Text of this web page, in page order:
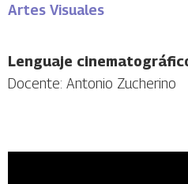
Artes Visuales
Lenguaje
Docente: Antonio Zucherino